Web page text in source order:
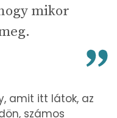
mikor
amit itt látok, az
számos